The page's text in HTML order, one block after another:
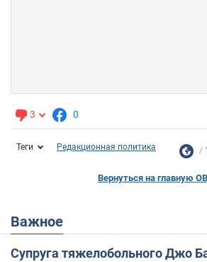
3 0
Теги Редакционная политика
Вернуться на главную
Важное
Супруга тяжелобольного Джо